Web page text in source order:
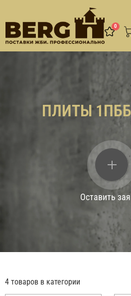
0
ПЛИТЫ
Оставить
4 товаров в категории